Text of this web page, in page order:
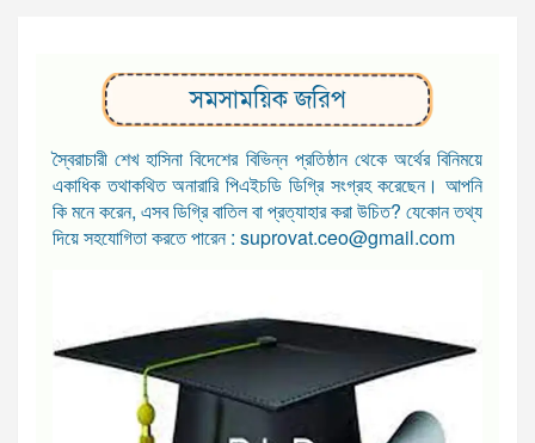
সমসাময়িক জরিপ
স্বৈরাচারী শেখ হাসিনা বিদেশের বিভিন্ন প্রতিষ্ঠান থেকে অর্থের বিনিময়ে
একাধিক তথাকথিত অনারারি পিএইচডি ডিগ্রি সংগ্রহ করেছেন। আপনি
কি মনে করেন, এসব ডিগ্রি বাতিল বা প্রত্যাহার করা উচিত? যেকোন তথ্য
দিয়ে সহযোগিতা করতে পারেন : suprovat.ceo@gmail.com